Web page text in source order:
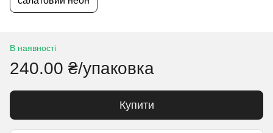
В наявності
240.00 ₴/упаковка
Купити